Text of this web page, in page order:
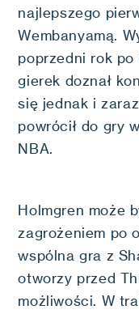
najlepszego
Wembanyamą.
poprzedni rok
gierek doznał
się jednak i
powrócił do gry
NBA.
Holmgren może
zagrożeniem po
wspólna gra z
otworzy przed
możliwości. W